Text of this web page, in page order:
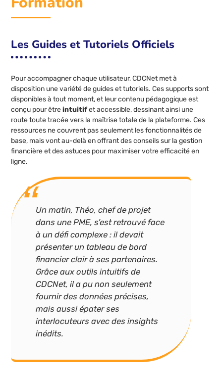
Les Guides et Tutoriels Officiels
Pour accompagner chaque utilisateur, CDCNet met à
disposition une variété de guides et tutoriels. Ces supports sont
disponibles à tout moment, et leur contenu pédagogique est
conçu pour êtreintuitifet accessible, dessinant ainsi une
route toute tracée vers la maîtrise totale de la plateforme. Ces
ressources ne couvrent pas seulement les fonctionnalités de
base, mais vont au-delà en offrant des conseils sur la gestion
financière et des astuces pour maximiser votre efficacité en
ligne.
Un matin, Théo, chef de projet
dans une PME, s’est retrouvé face
à un défi complexe : il devait
présenter un tableau de bord
financier clair à ses partenaires.
Grâce aux outils intuitifs de
CDCNet, il a pu non seulement
fournir des données précises,
mais aussi épater ses
interlocuteurs avec des insights
inédits.